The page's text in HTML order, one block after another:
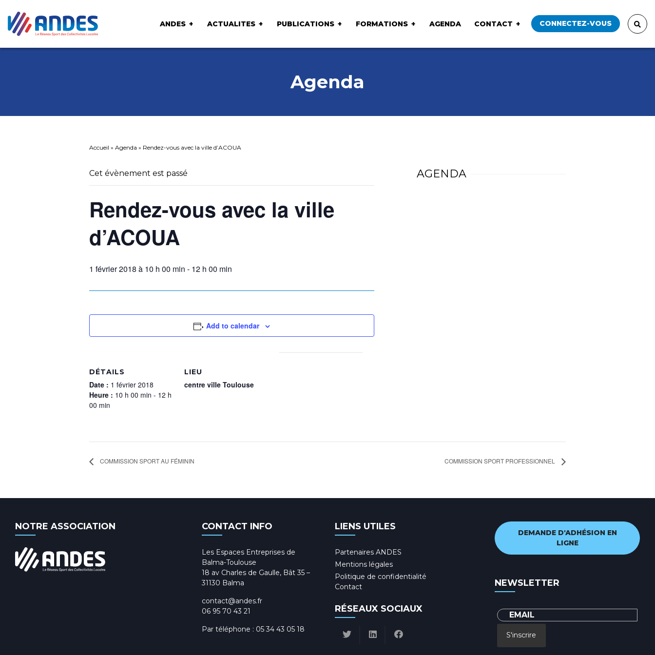
ANDES ACTUALITES PUBLICATIONS FORMATIONS AGENDA CONTACT CONNECTEZ-VOUS
Agenda
Accueil » Agenda » Rendez-vous avec la ville d’ACOUA
Cet évènement est passé
Rendez-vous avec la ville
d’ACOUA
1 février 2018 à 10 h 00 min - 12 h 00 min
Add to calendar
DÉTAILS
Date : 1 février 2018
Heure : 10 h 00 min - 12 h
00 min
LIEU
centre ville Toulouse
AGENDA
COMMISSION SPORT AU FÉMININ COMMISSION SPORT PROFESSIONNEL
NOTRE ASSOCIATION CONTACT INFO
Les Espaces Entreprises de
Balma-Toulouse
18 av Charles de Gaulle, Bât 35 –
31130 Balma
contact@andes.fr
06 95 70 43 21
Par téléphone : 05 34 43 05 18
LIENS UTILES
Partenaires ANDES
Mentions légales
Politique de confidentialité
Contact
RÉSEAUX SOCIAUX
DEMANDE D'ADHÉSION EN
LIGNE
NEWSLETTER
S'inscrire